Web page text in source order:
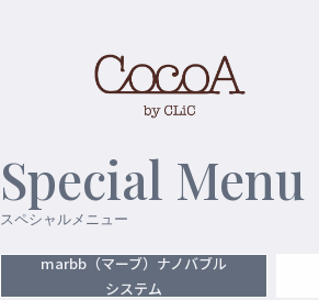
Special Menu
スペシャルメニュー
marbb（マーブ）ナノバブル
システム